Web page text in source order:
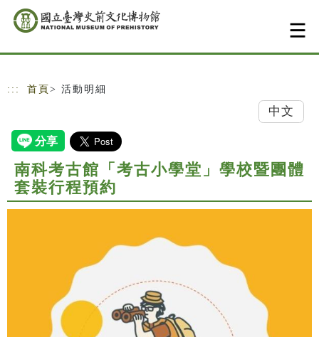
跳到主要內容
網站導覽
::: 首頁 > 活動明細
中文
南科考古館「考古小學堂」學校暨團體
套裝行程預約